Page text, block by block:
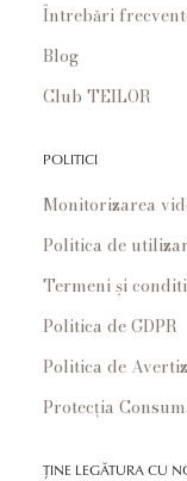
Întrebări
Blog
Club TEILOR
POLITICI
Monitorizarea
Politica de
Termeni și
Politica de GDPR
Politica de
Protecția
ȚINE LEGĂTURA CU